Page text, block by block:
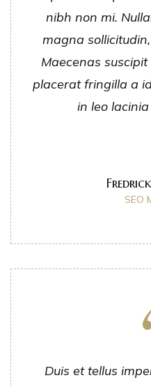
nibh non mi.
magna
Maecenas
placerat fringilla a
in leo
SEO
Duis et tellus